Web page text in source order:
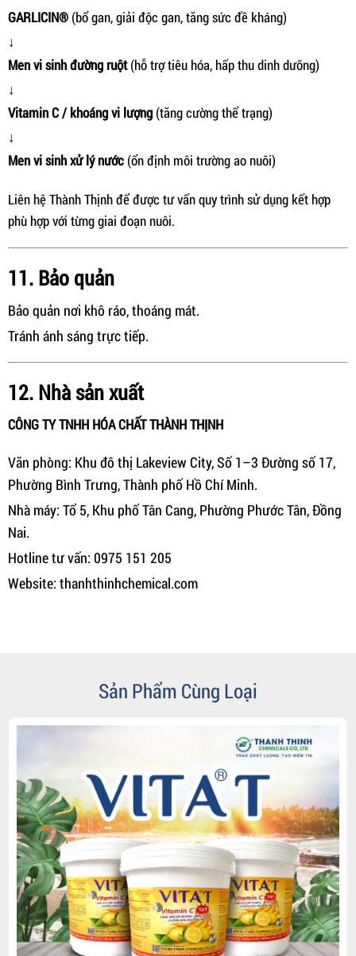
GARLICIN® (bổ gan, giải độc gan, tăng sức đề kháng)
↓
Men vi sinh đường ruột(hỗ trợ tiêu hóa, hấp thu dinh dưỡng)
↓
Vitamin C / khoáng vi lượng (tăng cường thể trạng)
↓
Men vi sinh xử lý nước (ổn định môi trường ao nuôi)
Liên hệ Thành Thịnh để được tư vấn quy trình sử dụng kết hợp
phù hợp với từng giai đoạn nuôi.
11. Bảo quản
Bảo quản nơi khô ráo, thoáng mát.
Tránh ánh sáng trực tiếp.
12. Nhà sản xuất
CÔNG TY TNHH HÓA CHẤT THÀNH THỊNH
Văn phòng: Khu đô thị Lakeview City, Số 1–3 Đường số 17,
Phường Bình Trưng, Thành phố Hồ Chí Minh.
Nhà máy: Tổ 5, Khu phố Tân Cang, Phường Phước Tân, Đồng
Nai.
Hotline tư vấn: 0975 151 205
Website: thanhthinhchemical.com
Sản Phẩm Cùng Loại